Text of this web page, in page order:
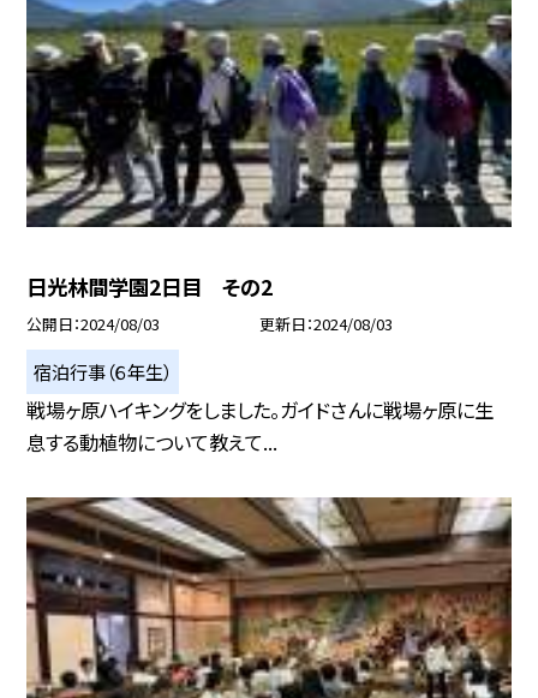
日光林間学園2日目 その2
公開日 2024/08/03 更新日 2024/08/03
宿泊行事（６年生）
戦場ヶ原ハイキングをしました。ガイドさんに戦場ヶ原に生
息する動植物について教えて...